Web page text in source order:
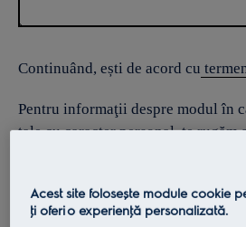
Continuând, ești de acord cu
Pentru informaţii despre modul în
tale cu caracter personal, te rugăm
Acest site folosește module cookie
ţi oferi o experienţă personalizată.